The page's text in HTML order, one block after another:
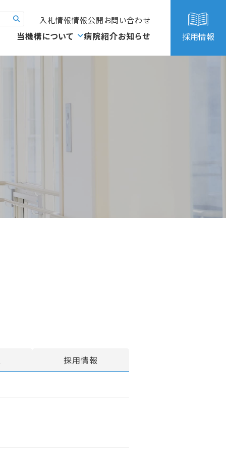
入札情報情報公開お問い合わせ
当機構について 病院紹介お知らせ 採用情報
採用情報